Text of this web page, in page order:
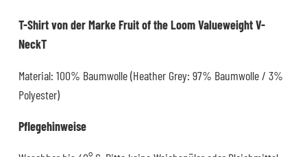
T-Shirt von der Marke Fruit of the Loom Valueweight V-
NeckT
Material: 100% Baumwolle (Heather Grey: 97% Baumwolle / 3%
Polyester)
Pflegehinweise